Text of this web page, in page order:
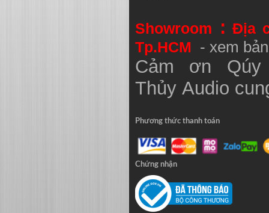
Showroom : Địa
Tp.HCM - xem
Cảm ơn
Thủy Audio
Phương thức thanh toán
Chứng nhận